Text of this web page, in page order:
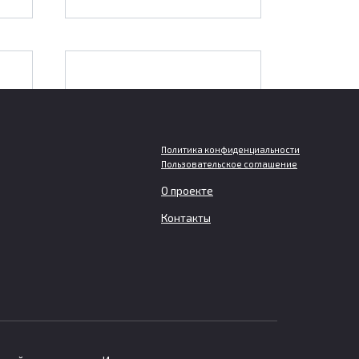
задолженности за
услуги ЖКХ
Политика конфиденциальности
Пользовательское соглашение
О проекте
Контакты